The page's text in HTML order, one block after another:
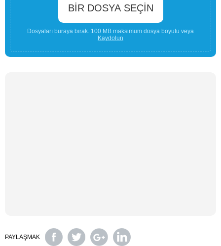
BIR DOSYA SEÇIN
Dosyaları buraya bırak. 100 MB maksimum dosya boyutu veya
Kaydolun
PAYLAŞMAK